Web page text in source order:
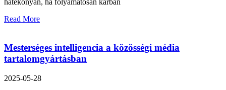
hatékonyan, ha folyamatosan karban
Read More
Mesterséges intelligencia a közösségi média
tartalomgyártásban
2025-05-28